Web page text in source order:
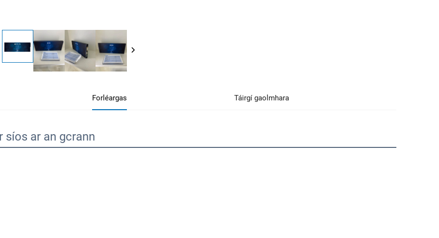
Forléargas Táirgí gaolmhara
síos ar an gcrann